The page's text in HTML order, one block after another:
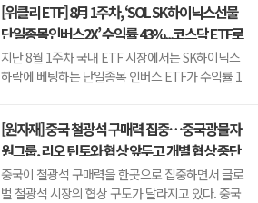
[위클리 ETF] 8月 1주차, ‘SOL SK하이닉스선물
단일종목인버스2X’ 수익률 43%...코스닥 ETF로
머니무브
지난 8월 1주차 국내 ETF 시장에서는 SK하이닉스
하락에 베팅하는 단일종목 인버스 ETF가 수익률 1
다. 단일종목 레버리지 ETF 거래가 줄어들고 코스닥
과매도 포지션 반전과 바이오 업종 수혜 가능성도 함
께 거론됐다. 한국거래소 ETF 거래 자료...
[원자재] 중국 철광석 구매력 집중…중국광물자
원그룹, 리오 틴토와 협상 앞두고 개별 협상 중단
지시
중국이 철광석 구매력을 한곳으로 집중하면서 글로
벌 철광석 시장의 협상 구도가 달라지고 있다. 중국